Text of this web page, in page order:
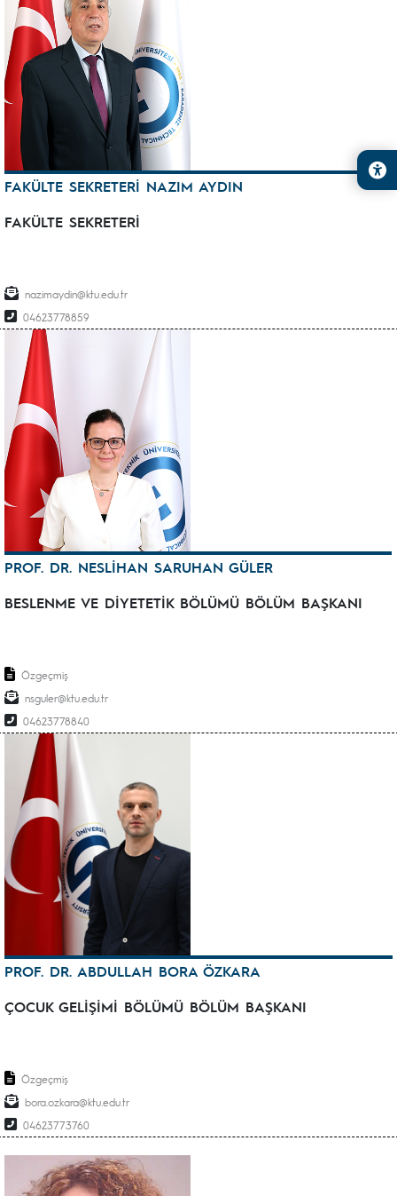
FAKÜLTE SEKRETERİ NAZIM AYDIN
FAKÜLTE SEKRETERİ
nazimaydin@ktu.edu.tr
04623778859
PROF. DR. NESLİHAN SARUHAN GÜLER
BESLENME VE DİYETETİK BÖLÜMÜ BÖLÜM BAŞKANI
Özgeçmiş
nsguler@ktu.edu.tr
04623778840
PROF. DR. ABDULLAH BORA ÖZKARA
ÇOCUK GELİŞİMİ BÖLÜMÜ BÖLÜM BAŞKANI
Özgeçmiş
bora.ozkara@ktu.edu.tr
04623773760